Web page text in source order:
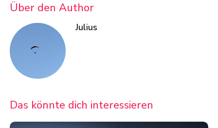
Über den Author
Julius
Das könnte dich interessieren